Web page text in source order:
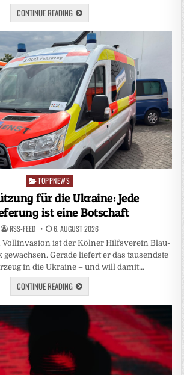
CONTINUE READING
Posted
TOPPNEWS
für die Ukraine: Jede
ist eine Botschaft
RSS-FEED 6. AUGUST 2026
Vollinvasion ist der Kölner Hilfsverein Blau-
gewachsen. Gerade liefert er das tausendste
in die Ukraine – und will damit…
CONTINUE READING